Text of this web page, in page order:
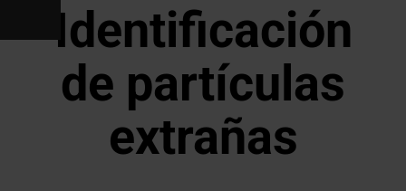
Identificación
de partículas
extrañas